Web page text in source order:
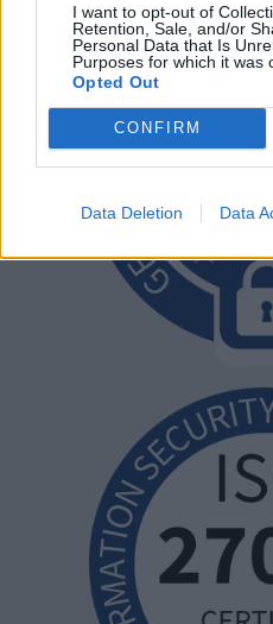
I want to opt-out of
Retention, Sale, and/or
Personal Data that Is
Purposes for which it was
Opted Out
CONFIRM
Data Deletion Data